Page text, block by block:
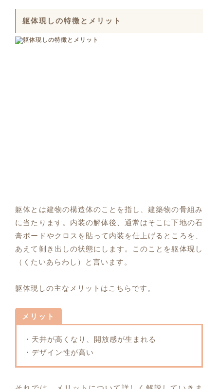
躯体現しの特徴とメリット
躯体とは建物の構造体のことを指し、建築物の骨組み
に当たります。内装の解体後、通常はそこに下地の石
膏ボードやクロスを貼って内装を仕上げるところを、
あえて剝き出しの状態にします。このことを躯体現し
（くたいあらわし）と言います。
躯体現しの主なメリットはこちらです。
メリット
・天井が高くなり、開放感が生まれる
・デザイン性が高い